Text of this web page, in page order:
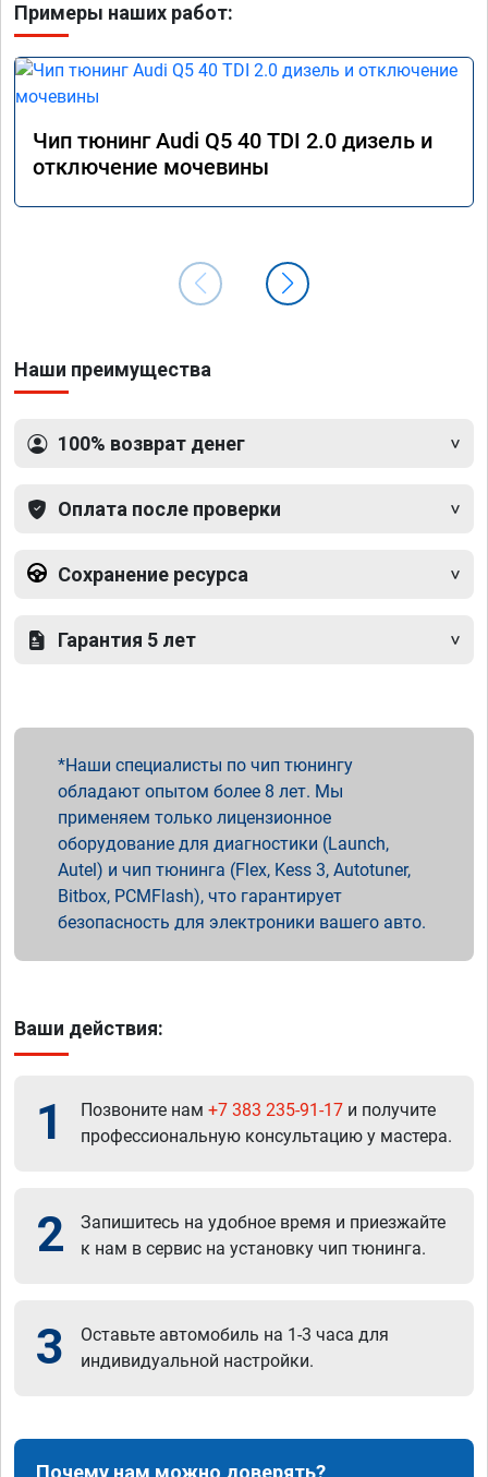
Примеры наших работ:
Чип тюнинг Audi Q5 40 TDI 2.0 дизель и
отключение мочевины
Наши преимущества
100% возврат денег
Оплата после проверки
Сохранение ресурса
Гарантия 5 лет
Наши специалисты по чип тюнингу
обладают опытом более 8 лет. Мы
применяем только лицензионное
оборудование для диагностики (Launch,
Autel) и чип тюнинга (Flex, Kess 3, Autotuner,
Bitbox, PCMFlash), что гарантирует
безопасность для электроники вашего авто.
Ваши действия:
1 Позвоните нам +7 383 235-91-17 и получите
профессиональную консультацию у мастера.
2
Запишитесь на удобное время и приезжайте
к нам в сервис на установку чип тюнинга.
3
Оставьте автомобиль на 1-3 часа для
индивидуальной настройки.
Почему нам можно доверять?